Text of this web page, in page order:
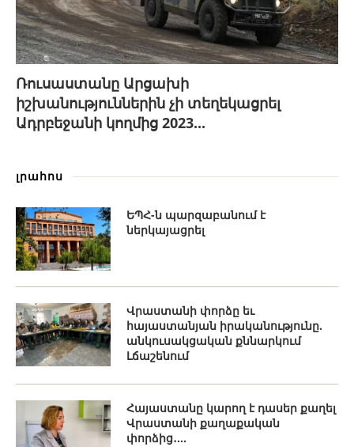
Ռուսաստանը Արցախի
իշխանություններին չի տեղեկացրել
Ադրբեջանի կողմից 2023...
լրահոս
ԵՊՀ-ն պարզաբանում է
ներկայացրել
Վրաստանի փորձը եւ
հայաստանյան իրականությունը.
անկուսակցական քննարկում
Լճաշենում
Հայաստանը կարող է դասեր քաղել
Վրաստանի քաղաքական
փորձից․...